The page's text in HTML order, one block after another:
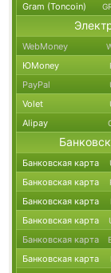
Gram (Toncoin)
WebMoney
ЮMoney
PayPal
Volet
Alipay
Банковская карта
Банковская карта
Банковская карта
Банковская карта
Банковская карта
Банковская карта